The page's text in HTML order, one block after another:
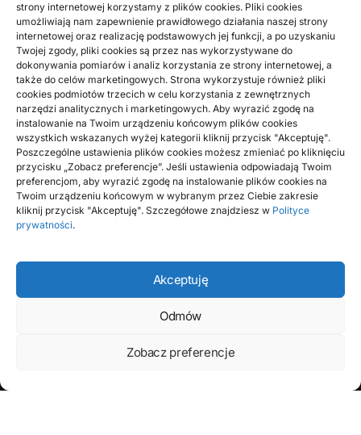
strony internetowej korzystamy z plików cookies. Pliki cookies
umożliwiają nam zapewnienie prawidłowego działania naszej strony
internetowej oraz realizację podstawowych jej funkcji, a po uzyskaniu
Twojej zgody, pliki cookies są przez nas wykorzystywane do
dokonywania pomiarów i analiz korzystania ze strony internetowej, a
także do celów marketingowych. Strona wykorzystuje również pliki
cookies podmiotów trzecich w celu korzystania z zewnętrznych
narzędzi analitycznych i marketingowych. Aby wyrazić zgodę na
instalowanie na Twoim urządzeniu końcowym plików cookies
wszystkich wskazanych wyżej kategorii kliknij przycisk "Akceptuję".
Poszczególne ustawienia plików cookies możesz zmieniać po kliknięciu
przycisku „Zobacz preferencje”. Jeśli ustawienia odpowiadają Twoim
preferencjom, aby wyrazić zgodę na instalowanie plików cookies na
Twoim urządzeniu końcowym w wybranym przez Ciebie zakresie
kliknij przycisk "Akceptuję". Szczegółowe znajdziesz w Polityce
prywatności.
Akceptuję
Odmów
Zobacz preferencje
ARTYKUŁ SPONSOROWANY BIZNES, FINANSE
Konsolidacja chwilówek – wypróbuj
wszelkie najistotniejsze wiadomości
Konsolidacja chwilówek to rozwiązanie, jakie pozwala na
połączenie paru obowiązków finansowych w jedno, co
upraszcza administracja długami oraz…
BY RADEK